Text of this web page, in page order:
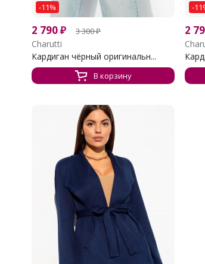
-11%
2 790₽ 3 300₽
Charutti
Кардиган чёрный оригинальн...
В корзину
-
2